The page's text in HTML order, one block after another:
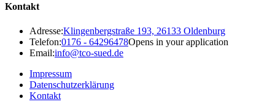
Kontakt
Adresse:Klingenbergstraße 193, 26133 Oldenburg
Telefon:0176 - 64296478Opens in your application
Email:info@tco-sued.de
Impressum
Datenschutzerklärung
Kontakt